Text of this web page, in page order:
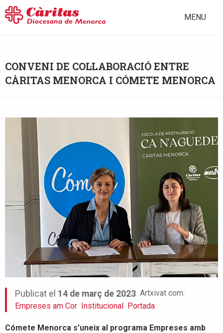
MENU
CONVENI DE COL·LABORACIÓ ENTRE
CÀRITAS MENORCA I CÓMETE MENORCA
Publicat el 14 de març de 2023 Artxivat com:
Empreses am Cor Institucional Portada
Cómete Menorca s’uneix al programa Empreses amb